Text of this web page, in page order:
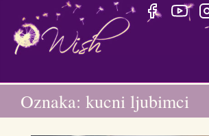
Oznaka: kucni ljubimci